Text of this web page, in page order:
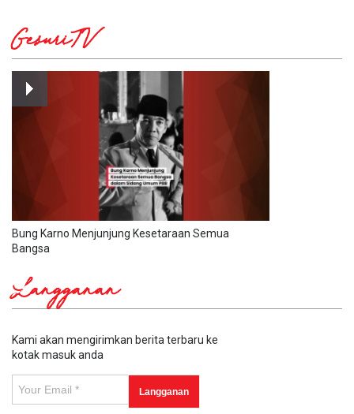
GesuriTV
Bung Karno Menjunjung Kesetaraan Semua
Bangsa
Langganan
Kami akan mengirimkan berita terbaru ke
kotak masuk anda